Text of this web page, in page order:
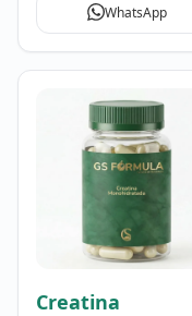
WhatsApp
Creatina